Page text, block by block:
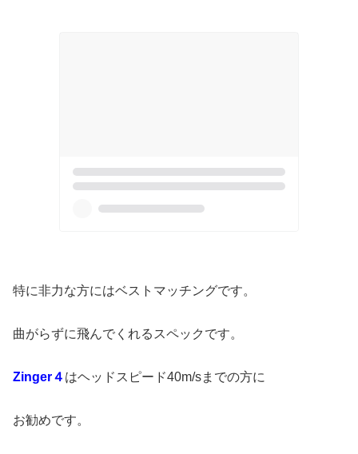
特に非力な方にはベストマッチングです。
曲がらずに飛んでくれるスペックです。
Zinger４ はヘッドスピード40m/sまでの方に
お勧めです。